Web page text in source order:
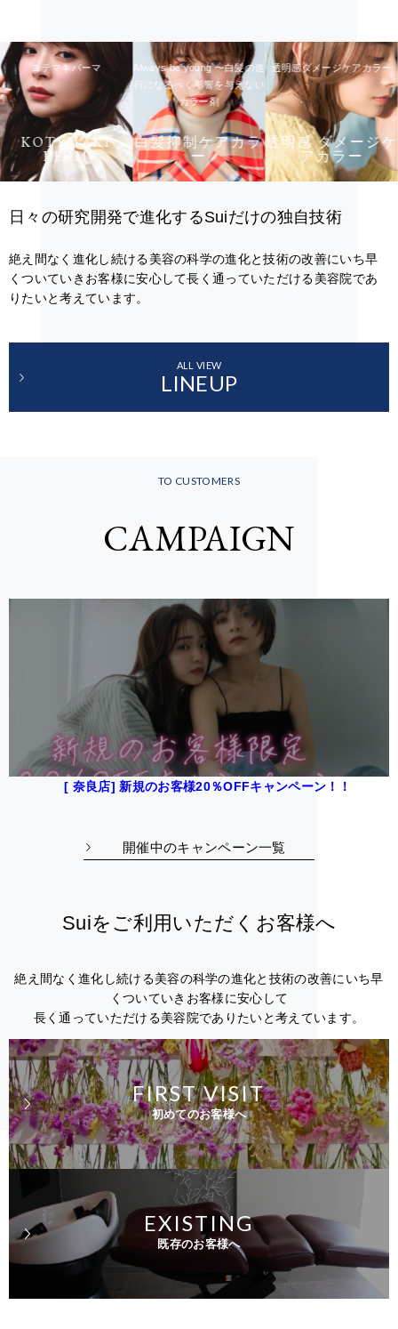
コテマキパーマ
KOTEMAKI
PERM
Always be young 〜白髪の進
行になるべく影響を与えない
カラー剤
白髪抑制ケアカラ
ー
透明感ダメージケアカラー
透明感 ダメージケ
アカラー
日々の研究開発で進化するSuiだけの独自技術
絶え間なく進化し続ける美容の科学の進化と技術の改善にいち早
くついていきお客様に安心して長く通っていただける美容院であ
りたいと考えています。
ALL VIEW
LINEUP
TO CUSTOMERS
CAMPAIGN
[ 奈良店] 新規のお客様20％OFFキャンペーン！！
開催中のキャンペーン一覧
Suiをご利用いただくお客様へ
絶え間なく進化し続ける美容の科学の進化と技術の改善にいち早
くついていきお客様に安心して
長く通っていただける美容院でありたいと考えています。
初めてのお客様へ
FIRST VISIT
既存のお客様へ
EXISTING